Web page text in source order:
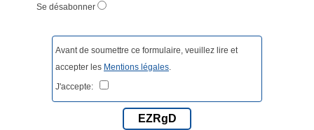
Se désabonner
Avant de soumettre ce formulaire, veuillez lire et
accepter les Mentions légales.
J'accepte:
EZRgD